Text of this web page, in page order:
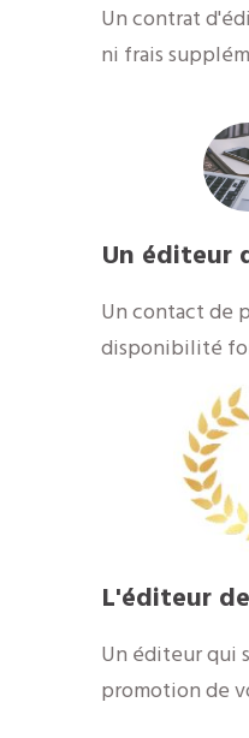
Un contrat
ni frais
Un éditeur
​Un contact de
disponibilité
​L'éditeur
​Un éditeur qui
promotion de